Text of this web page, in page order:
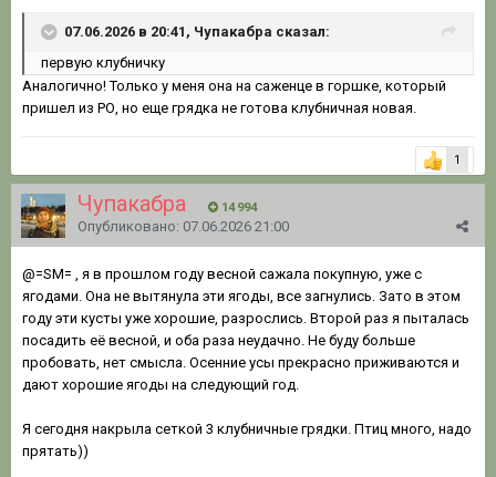
07.06.2026 в 20:41, Чупакабра сказал:
первую клубничку
Аналогично! Только у меня она на саженце в горшке, который
пришел из РО, но еще грядка не готова клубничная новая.
1
Чупакабра 14 994
Опубликовано: 07.06.2026 21:00
@=SM= , я в прошлом году весной сажала покупную, уже с
ягодами. Она не вытянула эти ягоды, все загнулись. Зато в этом
году эти кусты уже хорошие, разрослись. Второй раз я пыталась
посадить её весной, и оба раза неудачно. Не буду больше
пробовать, нет смысла. Осенние усы прекрасно приживаются и
дают хорошие ягоды на следующий год.
Я сегодня накрыла сеткой 3 клубничные грядки. Птиц много, надо
прятать))